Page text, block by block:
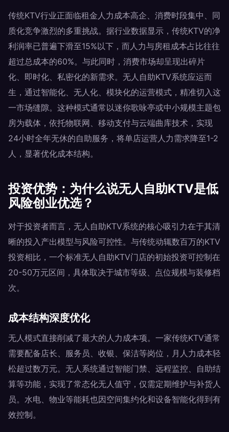
传统KTV行业正面临租金人力成本高企、消费时段集中、同
质化竞争激烈的多重挑战。据行业数据显示，传统KTV的净
利润率已普遍下滑至15%以下，而人力与房租成本占比往往
超过总成本的60%。与此同时，消费市场却呈现出碎片
化、即时化、私密化的新需求。无人自助KTV系统应运而
生，通过智能化、无人化、模块化的运营模式，精准切入这
一市场缝隙。这种模式通常以迷你歌咏亭或中小规模主题包
房为载体，依托物联网、移动支付与云端曲库技术，实现
24小时全年无休的自助服务，将单店运营人力需求降至1-2
人，显著优化成本结构。
投资优势：为什么说无人自助KTV是低
风险创业优选？
对于投资者而言，无人自助KTV系统的核心吸引力在于其清
晰的投入产出模型与风险可控性。与传统动辄数百万的KTV
投资相比，一个标准无人自助KTV门店的初始投资可控制在
20-50万元区间，具体取决于城市等级、点位规模与装修档
次。
成本结构深度优化
无人模式直接削减了最大的人力成本项。一家传统KTV通常
需要配备店长、服务员、收银、保洁等岗位，月人力成本轻
松超过数万元。无人系统通过智能门禁、远程监控、自助结
算等功能，实现了常态化无人值守，仅需定期维护与补货人
员。水电、物业等能耗也因空间集约化和设备智能化得到有
效控制。